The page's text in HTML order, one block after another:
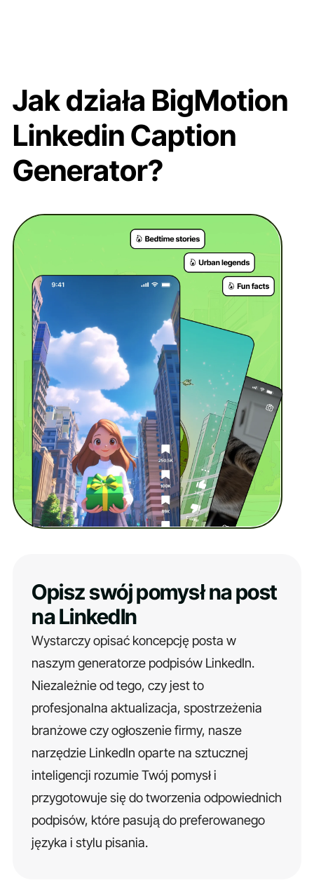
Jak działa BigMotion
Linkedin Caption
Generator?
Opisz swój pomysł na post
na LinkedIn
Wystarczy opisać koncepcję posta w
naszym generatorze podpisów LinkedIn.
Niezależnie od tego, czy jest to
profesjonalna aktualizacja, spostrzeżenia
branżowe czy ogłoszenie firmy, nasze
narzędzie LinkedIn oparte na sztucznej
inteligencji rozumie Twój pomysł i
przygotowuje się do tworzenia odpowiednich
podpisów, które pasują do preferowanego
języka i stylu pisania.